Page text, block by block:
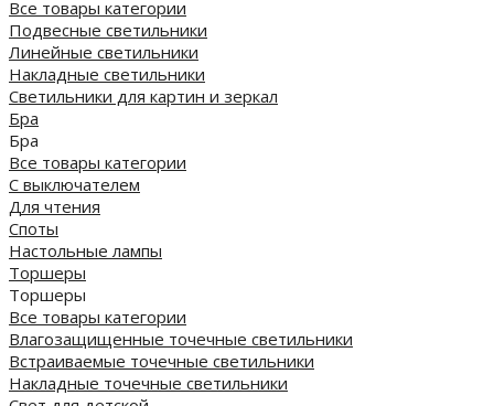
Все товары категории
Подвесные светильники
Линейные светильники
Накладные светильники
Светильники для картин и зеркал
Бра
Бра
Все товары категории
С выключателем
Для чтения
Споты
Настольные лампы
Торшеры
Торшеры
Все товары категории
Влагозащищенные точечные светильники
Встраиваемые точечные светильники
Накладные точечные светильники